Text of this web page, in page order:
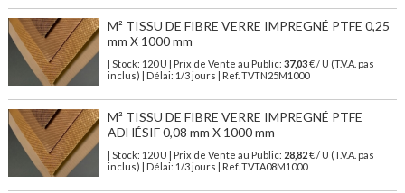
M² TISSU DE FIBRE VERRE IMPREGNÉ PTFE 0,25
mm X 1000 mm
| Stock: 120 U | Prix de Vente au Public: 37,03€/ U (T.V.A. pas
inclus) | Délai: 1/3 jours | Ref. TVTN25M1000
M² TISSU DE FIBRE VERRE IMPREGNÉ PTFE
ADHÉSIF 0,08 mm X 1000 mm
| Stock: 120 U | Prix de Vente au Public: 28,82€/ U (T.V.A. pas
inclus) | Délai: 1/3 jours | Ref. TVTA08M1000